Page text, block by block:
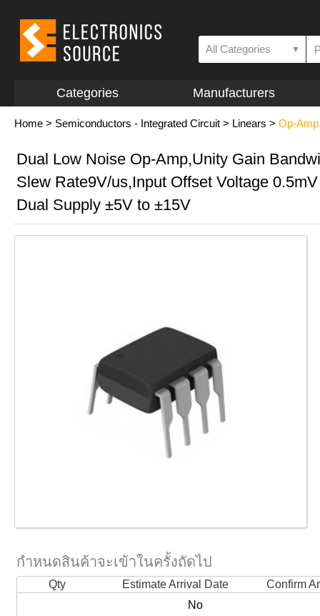
All Categories ▼
Categories Manufacturers
Home > Semiconductors - Integrated Circuit > Linears > Op-
Dual Low Noise Op-Amp,Unity Gain
Slew Rate9V/us,Input Offset Voltage 0.5mV
Dual Supply ±5V to ±15V
กำหนดสินค้าจะเข้าในครั้งถัดไป
Qty Estimate Arrival Date
Confirm
No